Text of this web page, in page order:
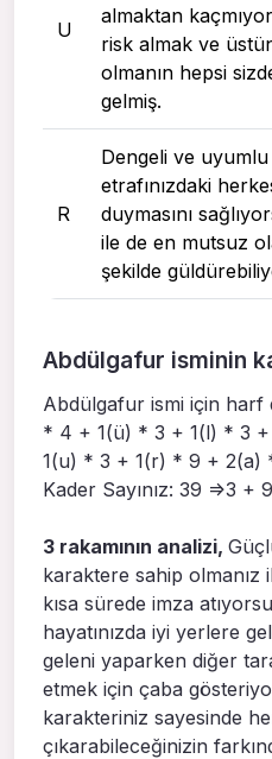
U
almaktan
risk almak ve
olmanın hepsi
gelmiş.
R
Dengeli ve
etrafınızdaki
duymasını
ile de en mutsuz
şekilde
Abdülgafur isminin
Abdülgafur ismi için harf
* 4 + 1(ü) * 3 + 1(l) * 3
1(u) * 3 + 1(r) * 9 + 2(a)
Kader Sayınız: 39 =>3 +
3 rakamının analizi,
karaktere sahip olmanız
kısa sürede imza
hayatınızda iyi yerlere
geleni yaparken diğer
etmek için çaba
karakteriniz sayesinde
çıkarabileceğinizin